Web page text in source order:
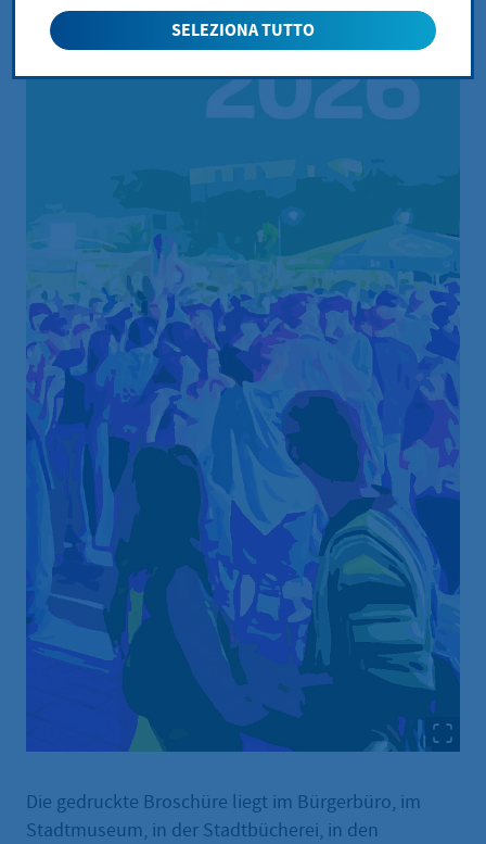
Die gedruckte Broschüre liegt im Bürgerbüro, im
Stadtmuseum, in der Stadtbücherei, in den
SELEZIONA TUTTO